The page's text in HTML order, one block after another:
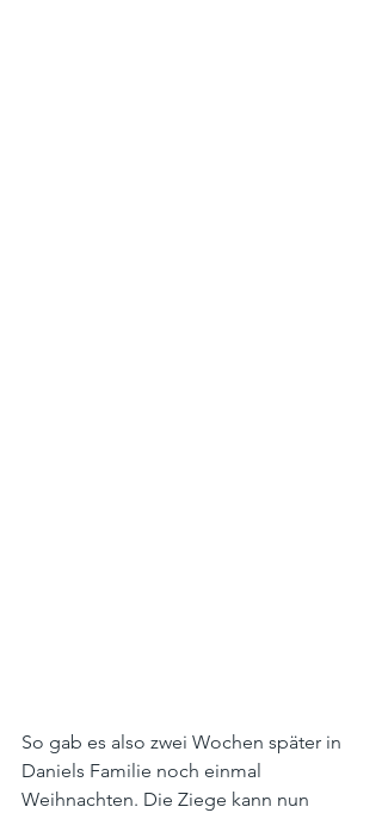
So gab es also zwei Wochen später in
Daniels Familie noch einmal
Weihnachten. Die Ziege kann nun